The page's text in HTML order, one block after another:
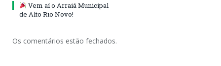
Vem aí o Arraiá Municipal
de Alto Rio Novo!
Os comentários estão fechados.